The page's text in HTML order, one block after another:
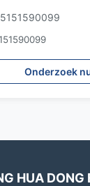
Onderzoek
HUA DONG